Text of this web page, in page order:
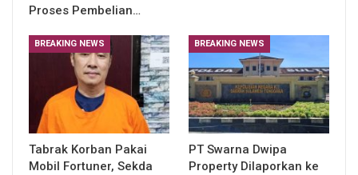
Proses Pembelian…
BREAKING NEWS
Tabrak Korban Pakai
Mobil Fortuner, Sekda
BREAKING NEWS
PT Swarna Dwipa
Property Dilaporkan ke